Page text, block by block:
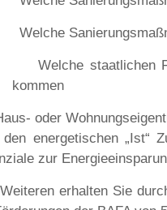
Welche
Welche staatlichen
kommen
oder
den energetischen „Ist“
zur
erhalten Sie